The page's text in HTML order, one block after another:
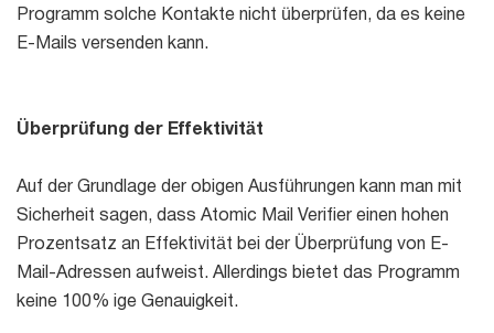
Programm solche Kontakte nicht überprüfen, da es keine
E-Mails versenden kann.
Überprüfung der Effektivität
Auf der Grundlage der obigen Ausführungen kann man mit
Sicherheit sagen, dass Atomic Mail Verifier einen hohen
Prozentsatz an Effektivität bei der Überprüfung von E-
Mail-Adressen aufweist. Allerdings bietet das Programm
keine 100% ige Genauigkeit.